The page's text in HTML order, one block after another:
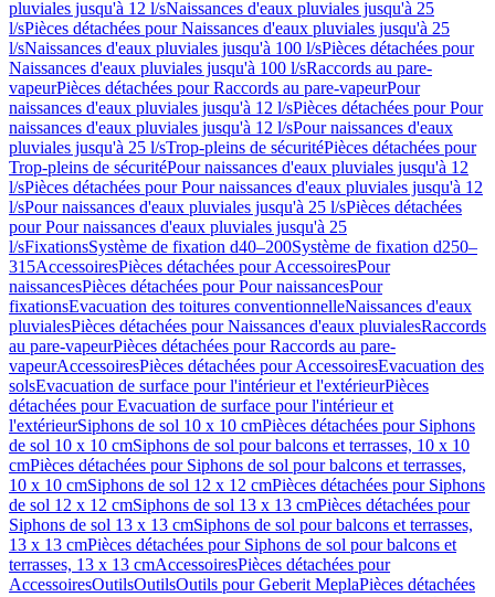
pluviales jusqu'à 12 l/sNaissances d'eaux pluviales jusqu'à 25
l/sPièces détachées pour Naissances d'eaux pluviales jusqu'à 25
l/sNaissances d'eaux pluviales jusqu'à 100 l/sPièces détachées pour
Naissances d'eaux pluviales jusqu'à 100 l/sRaccords au pare-
vapeurPièces détachées pour Raccords au pare-vapeurPour
naissances d'eaux pluviales jusqu'à 12 l/sPièces détachées pour Pour
naissances d'eaux pluviales jusqu'à 12 l/sPour naissances d'eaux
pluviales jusqu'à 25 l/sTrop-pleins de sécuritéPièces détachées pour
Trop-pleins de sécuritéPour naissances d'eaux pluviales jusqu'à 12
l/sPièces détachées pour Pour naissances d'eaux pluviales jusqu'à 12
l/sPour naissances d'eaux pluviales jusqu'à 25 l/sPièces détachées
pour Pour naissances d'eaux pluviales jusqu'à 25
l/sFixationsSystème de fixation d40–200Système de fixation d250–
315AccessoiresPièces détachées pour AccessoiresPour
naissancesPièces détachées pour Pour naissancesPour
fixationsEvacuation des toitures conventionnelleNaissances d'eaux
pluvialesPièces détachées pour Naissances d'eaux pluvialesRaccords
au pare-vapeurPièces détachées pour Raccords au pare-
vapeurAccessoiresPièces détachées pour AccessoiresEvacuation des
solsEvacuation de surface pour l'intérieur et l'extérieurPièces
détachées pour Evacuation de surface pour l'intérieur et
l'extérieurSiphons de sol 10 x 10 cmPièces détachées pour Siphons
de sol 10 x 10 cmSiphons de sol pour balcons et terrasses, 10 x 10
cmPièces détachées pour Siphons de sol pour balcons et terrasses,
10 x 10 cmSiphons de sol 12 x 12 cmPièces détachées pour Siphons
de sol 12 x 12 cmSiphons de sol 13 x 13 cmPièces détachées pour
Siphons de sol 13 x 13 cmSiphons de sol pour balcons et terrasses,
13 x 13 cmPièces détachées pour Siphons de sol pour balcons et
terrasses, 13 x 13 cmAccessoiresPièces détachées pour
AccessoiresOutilsOutilsOutils pour Geberit MeplaPièces détachées